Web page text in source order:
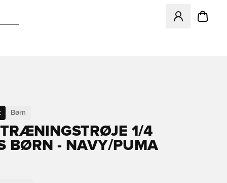
Åbner en
Børn
1/4
BØRN - NAVY/PUMA